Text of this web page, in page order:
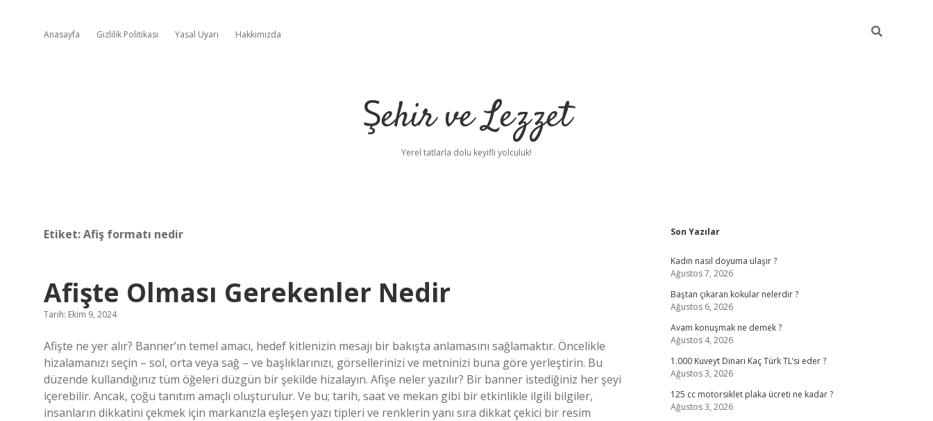
Anasayfa Gizlilik Politikası Yasal Uyarı Hakkımızda
Şehir ve Lezzet
Yerel tatlarla dolu keyifli yolculuk!
Etiket:Afiş formatı nedir
Afişte Olması Gerekenler Nedir
Tarih: Ekim 9, 2024
Afişte ne yer alır? Banner’ın temel amacı, hedef kitlenizin mesajı bir bakışta anlamasını sağlamaktır. Öncelikle
hizalamanızı seçin – sol, orta veya sağ – ve başlıklarınızı, görsellerinizi ve metninizi buna göre yerleştirin. Bu
düzende kullandığınız tüm öğeleri düzgün bir şekilde hizalayın. Afişe neler yazılır? Bir banner istediğiniz her şeyi
içerebilir. Ancak, çoğu tanıtım amaçlı oluşturulur. Ve bu; tarih, saat ve mekan gibi bir etkinlikle ilgili bilgiler,
insanların dikkatini çekmek için markanızla eşleşen yazı tipleri ve renklerin yanı sıra dikkat çekici bir resim
Sidebar
Son Yazılar
Kadın nasıl doyuma ulaşır ?
Ağustos 7, 2026
Baştan çıkaran kokular nelerdir ?
Ağustos 6, 2026
Avam konuşmak ne demek ?
Ağustos 4, 2026
1.000 Kuveyt Dinarı Kaç Türk TL’si eder ?
Ağustos 3, 2026
125 cc motorsiklet plaka ücreti ne kadar ?
Ağustos 3, 2026